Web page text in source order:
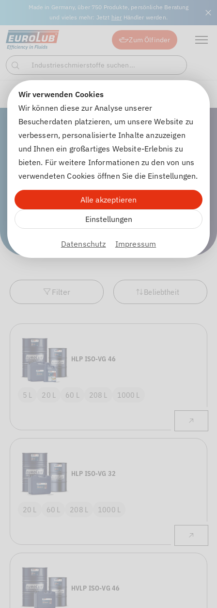
Wir verwenden Cookies
Wir können diese zur Analyse unserer
Besucherdaten platzieren, um unsere Website zu
verbessern, personalisierte Inhalte anzuzeigen
und Ihnen ein großartiges Website-Erlebnis zu
bieten. Für weitere Informationen zu den von uns
verwendeten Cookies öffnen Sie die Einstellungen.
Alle akzeptieren
Einstellungen
Datenschutz Impressum
Made in Germany, über 750 Produkte, persönliche Beratung
und vieles mehr: Jetzt hier Händler werden.
Zum Ölfinder
Suchen
Industrieschmierstoffe suchen...
Industrieschmierstoffe
Hydrauliköle
Filter Beliebtheit
HLP ISO-VG 46
5 L 20 L 60 L 208 L 1000 L
HLP ISO-VG 32
20 L 60 L 208 L 1000 L
HVLP ISO-VG 46